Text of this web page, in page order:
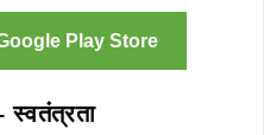
Play Store